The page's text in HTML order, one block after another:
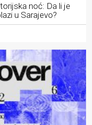
noć: Da li je
u Sarajevo?